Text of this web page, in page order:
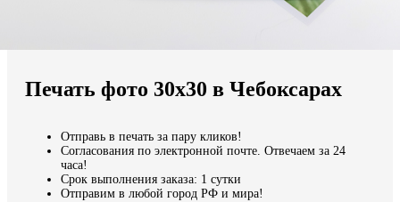
Мы доставляем по всему миру
Продолжить без города
Печать фото 30х30 в Чебоксарах
Отправь в печать за пару кликов!
Согласования по электронной почте. Отвечаем за 24
часа!
Срок выполнения заказа: 1 сутки
Отправим в любой город РФ и мира!